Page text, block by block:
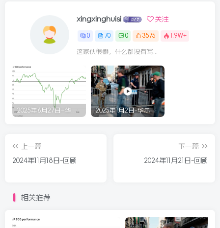
xingxinghuisi 关注
0 70 0 3575 1.9W+
这家伙很懒，什么都没有写...
2025年6月27日–华尔街回顾 2025年1月2日-华尔街回顾
上一篇
2024年11月18日-回顾
下一篇
2024年11月21日-回顾
相关推荐